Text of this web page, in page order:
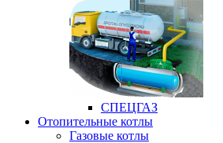
СПЕЦГАЗ
Отопительные котлы
Газовые котлы